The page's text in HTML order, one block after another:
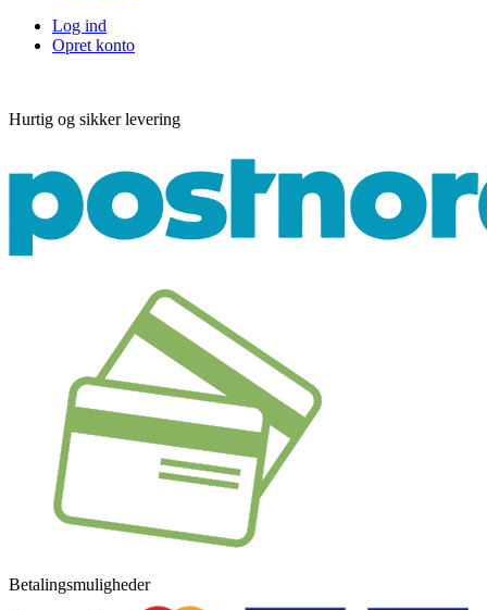
Log ind
Opret konto
Hurtig og sikker levering
Betalingsmuligheder